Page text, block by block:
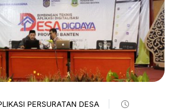
PERSURATAN DESA